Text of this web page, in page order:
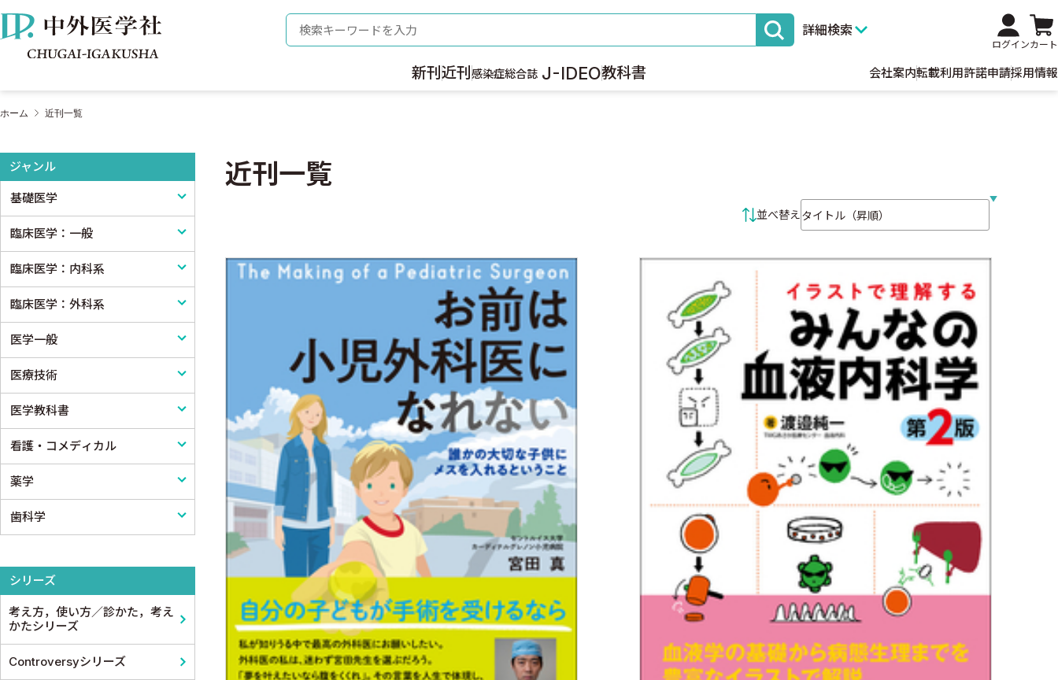
株式会社 中外医学社 検索キーワード 詳細検索
ログインカート
新刊 近刊 感染症総合誌 J-IDEO教科書 会社案内転載利用許諾申請採用情報
ホーム 近刊一覧
ジャンル
基礎医学
基礎医学一般
解剖学
生理学
免疫学・血清学
公衆衛生学
法医学
臨床医学：一般
臨床医学一般
診断・臨床検査
画像医学・放射線医学・核医学
プライマリケア医学・総合診療
救急医学・集中治療医学
癌・腫瘍一般・緩和医療
栄養・食事療法・輸液・輸血
薬物療法
臨床医学：内科系
内科学一般
感染症
アレルギー・膠原病・リウマチ
内分泌・代謝・糖尿病
腎臓
血液
脳・神経
呼吸器
循環器・血管
心電図・心音図・心エコー
臨床医学：外科系
外科学一般
脳神経外科
心臓・血管外科
消化器外科
小児外科
形成外科
スポーツ医学
産婦人科
眼科
医学一般
医学一般・医学概論
医療制度
病院管理
医療統計
論文・医学情報
医療技術
リハビリテーション技術
鍼灸・柔道整復
医学教科書
医学教科書
看護・コメディカル
看護
看護教科書
薬学
薬学
歯科学
シリーズ
考え方，使い方／診かた，考え
かたシリーズ
Controversyシリーズ
近刊一覧
並べ替え 並べ替え条件